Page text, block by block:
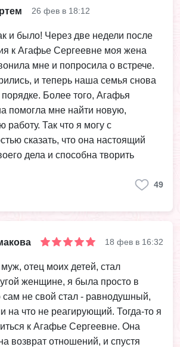
26 фев в 18:12
и было! Через две недели после
к Агафье Сергеевне моя жена
мне и попросила о встрече.
и теперь наша семья снова
Более того, Агафья
помогла мне найти новую,
работу. Так что я могу с
сказать, что она настоящий
дела и способна творить
49
18 фев в 16:32
отец моих детей, стал
женщине, я была просто в
сам не свой стал - равнодушный,
на что не реагирующий. Тогда-то я
к Агафье Сергеевне. Она
возврат отношений, и спустя